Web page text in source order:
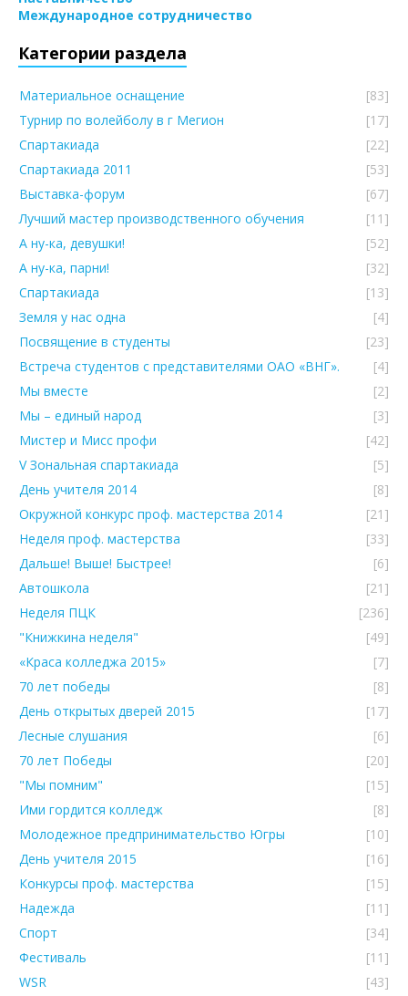
Международное сотрудничество
Категории раздела
Материальное оснащение
[83]
Турнир по волейболу в г Мегион
[17]
Спартакиада
[22]
Спартакиада 2011
[53]
Выставка-форум
[67]
Лучший мастер производственного обучения
[11]
А ну-ка, девушки!
[52]
А ну-ка, парни!
[32]
Спартакиада
[13]
Земля у нас одна
[4]
Посвящение в студенты
[23]
Встреча студентов с представителями ОАО «ВНГ».
[4]
Мы вместе
[2]
Мы – единый народ
[3]
Мистер и Мисс профи
[42]
V Зональная спартакиада
[5]
День учителя 2014
[8]
Окружной конкурс проф. мастерства 2014
[21]
Неделя проф. мастерства
[33]
Дальше! Выше! Быстрее!
[6]
Автошкола
[21]
Неделя ПЦК
[236]
"Книжкина неделя"
[49]
«Краса колледжа 2015»
[7]
70 лет победы
[8]
День открытых дверей 2015
[17]
Лесные слушания
[6]
70 лет Победы
[20]
"Мы помним"
[15]
Ими гордится колледж
[8]
Молодежное предпринимательство Югры
[10]
День учителя 2015
[16]
Конкурсы проф. мастерства
[15]
Надежда
[11]
Спорт
[34]
Фестиваль
[11]
WSR
[43]